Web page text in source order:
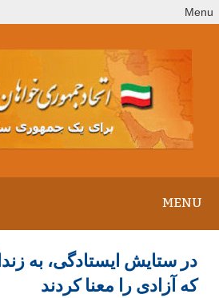
to
Menu
MENU
در ستایش ایستادگی، به
که آزادی را معنا کردند